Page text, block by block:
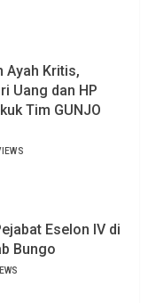
Ayah Kritis,
Uang dan HP
Tim GUNJO
Eselon IV di
Bungo